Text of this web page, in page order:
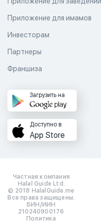
Приложение для имамов
Инвесторам
Партнеры
Франшиза
Загрузить на
Доступно в
App Store
Частная компания
Halal Guide Ltd.
© 2018 HalalGuide.me
Все права защищены.
БИН/ИИН
210240900176
Политика